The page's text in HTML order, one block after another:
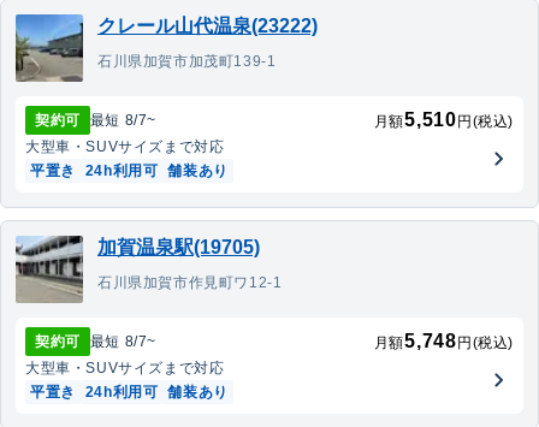
クレール山代温泉(23222)
石川県加賀市加茂町139-1
契約可 最短 8/7~ 月額5,510 円(税込)
大型車・SUVサイズまで対応
平置き
24h利用可 舗装あり
加賀温泉駅(19705)
石川県加賀市作見町ワ12-1
契約可 最短 8/7~ 月額5,748 円(税込)
大型車・SUVサイズまで対応
平置き
24h利用可 舗装あり